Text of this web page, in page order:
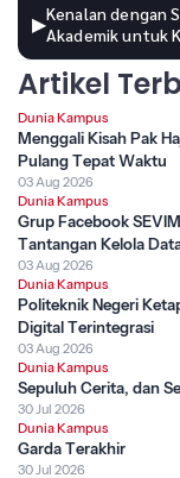
▶Kenalan dengan
Akademik untuk
Artikel
Dunia Kampus
Menggali Kisah Pak
Pulang Tepat Waktu
03 Aug 2026
Dunia Kampus
Grup Facebook
Tantangan Kelola
03 Aug 2026
Dunia Kampus
Politeknik Negeri
Digital Terintegrasi
03 Aug 2026
Dunia Kampus
Sepuluh Cerita, dan
30 Jul 2026
Dunia Kampus
Garda Terakhir
30 Jul 2026